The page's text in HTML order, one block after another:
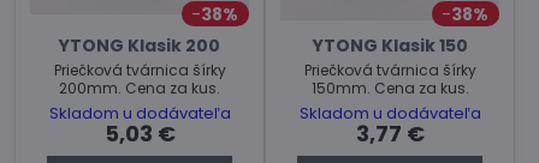
38%
YTONG Klasik 200
Priečková tvárnica šírky
200mm. Cena za kus.
Skladom u dodávateľa
5,03 €
38%
YTONG Klasik 150
Priečková tvárnica šírky
150mm. Cena za kus.
Skladom u dodávateľa
3,77 €